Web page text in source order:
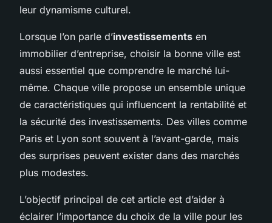
leur dynamisme culturel.
Lorsque l’on parle d’investissements en
immobilier d’entreprise, choisir la bonne ville est
aussi essentiel que comprendre le marché lui-
même. Chaque ville propose un ensemble unique
de caractéristiques qui influencent la rentabilité et
la sécurité des investissements. Des villes comme
Paris et Lyon sont souvent à l’avant-garde, mais
des surprises peuvent exister dans des marchés
plus modestes.
L’objectif principal de cet article est d’aider à
éclairer l’importance du choix de la ville pour les